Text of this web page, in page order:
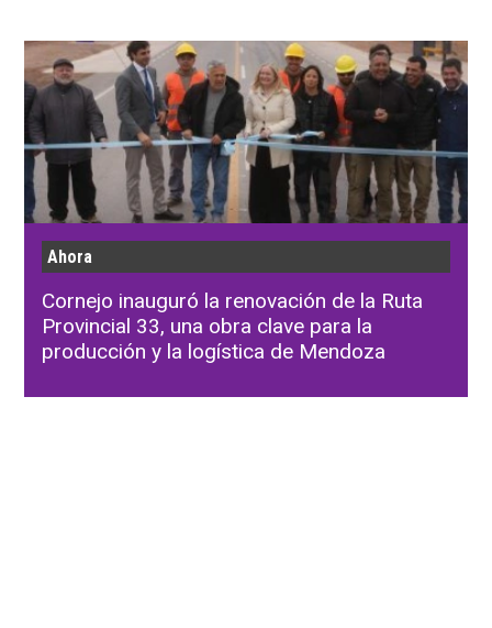
Ahora
Cornejo inauguró la renovación de la Ruta
Provincial 33, una obra clave para la
producción y la logística de Mendoza